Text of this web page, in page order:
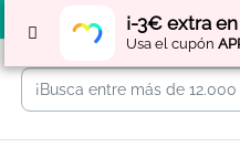
¡-3€ extra
Usa el cupón